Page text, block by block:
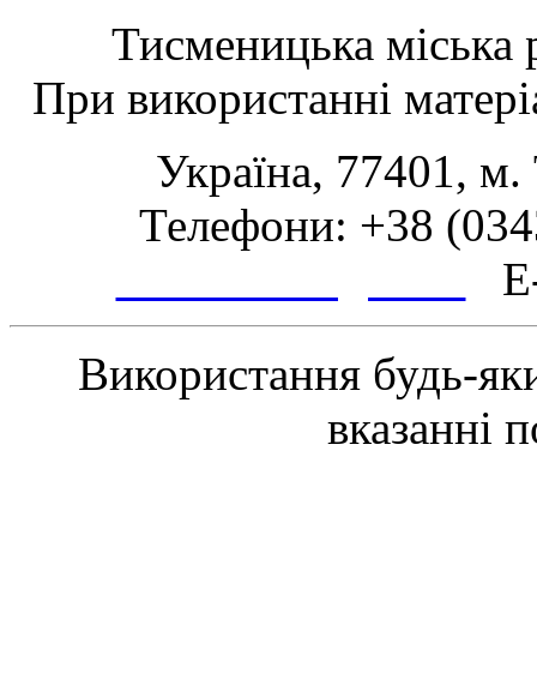
Тисменицька міська
При використанні
Україна, 77401,
Телефони: +38
Використання будь-
вказанні